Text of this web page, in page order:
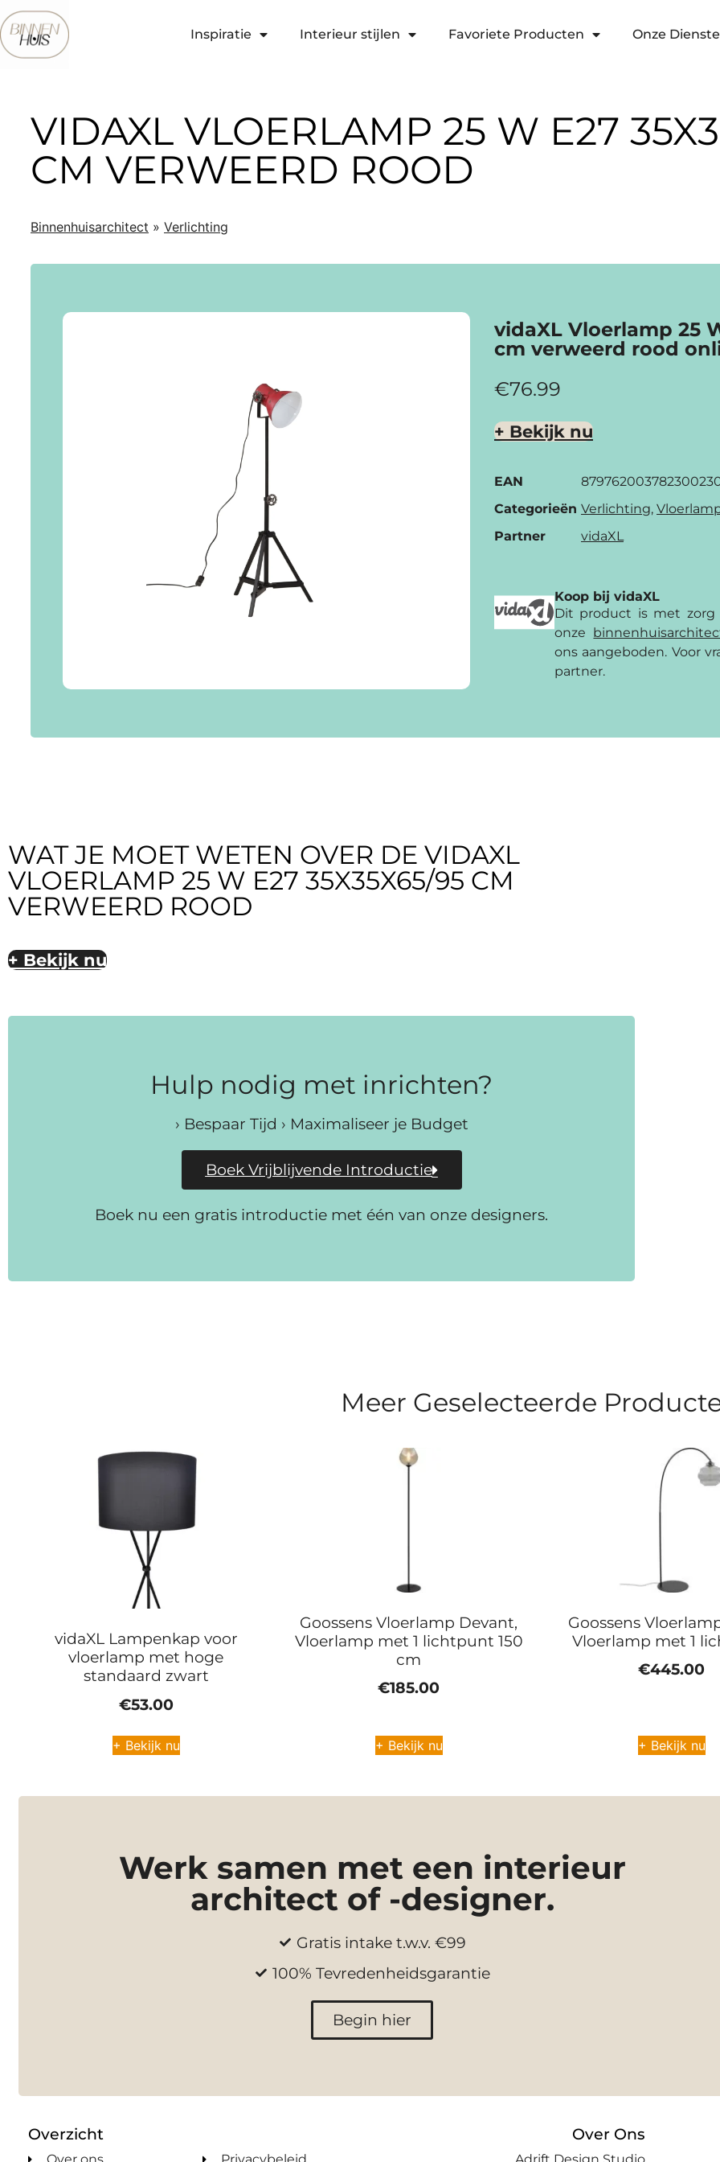
Inspiratie Interieur stijlen Favoriete Producten Onze
VIDAXL VLOERLAMP 25 W E27
CM VERWEERD ROOD
Binnenhuisarchitect » Verlichting
vidaXL Vloerlamp 25
cm verweerd rood
€76.99
+ Bekijk nu
EAN
Categorieën Verlichting,
Partner
vidaXL
Koop bij vidaXL
Dit product is met zorg
onze
ons aangeboden. Voor
partner.
WAT JE MOET WETEN OVER DE VIDAXL
VLOERLAMP 25 W E27 35X35X65/95 CM
VERWEERD ROOD
+ Bekijk nu
Hulp nodig met inrichten?
› Bespaar Tijd › Maximaliseer je Budget
Boek Vrijblijvende Introductie
Boek nu een gratis introductie met één van onze designers.
Meer Geselecteerde
vidaXL Lampenkap voor
vloerlamp met hoge
standaard zwart
€53.00
+ Bekijk nu
Goossens Vloerlamp Devant,
Vloerlamp met 1 lichtpunt 150
cm
€185.00
+ Bekijk nu
Goossens
Vloerlamp met 1
€445.00
+ Bekijk nu
Werk samen met een interieur
architect of -designer.
Gratis intake t.w.v. €99
100% Tevredenheidsgarantie
Begin hier
Overzicht Over Ons